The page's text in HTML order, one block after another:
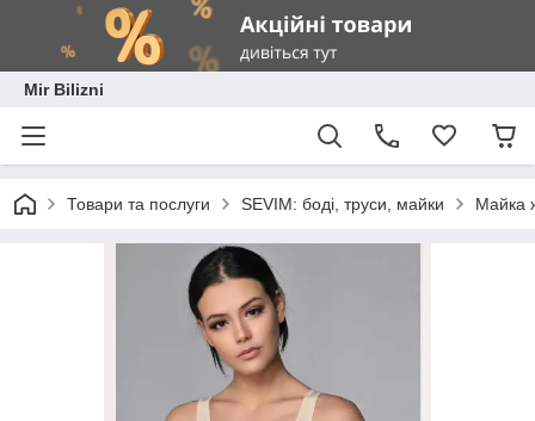
Mir Bilizni
Товари та послуги SEVIM: боді, труси, майки Майка